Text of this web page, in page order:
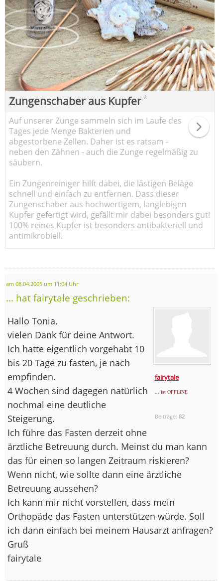
Zungenschaber aus Kupfer*
Auf unserer Zunge sammeln sich im Laufe des
Tages jede Menge Bakterien und
abgestorbene Zellen. Daher ist es ratsam -
neben den Zähnen - auch die Zunge regelmäßig zu
säubern.
Ein Zungenreiniger hilft dabei, die lästigen Beläge
schnell und einfach zu entfernen. Dass dieser
Zungenschaber aus hochwertigem, langlebigen
Kupfer gefertigt wird, gefällt mir dabei besonders gut!
100% reines Kupfer ist besonders antibakteriell und
antimikrobiell.
am 08.04.2005 um 11:04 Uhr
... hat fairytale geschrieben:
fairytale
... ist OFFLINE
Beiträge:82
Hallo Tonia,
vielen Dank für deine Antwort.
Ich hatte eigentlich vorgehabt 10
bis 20 Tage zu fasten, je nach
empfinden.
4 Wochen sind dagegen natürlich
nochmal eine deutliche
Steigerung.
Ich führe das Fasten derzeit ohne
ärztliche Betreuung durch. Meinst du man kann
das für einen so langen Zeitraum riskieren?
Wenn nicht, wie sollte dann eine ärztliche
Betreuung aussehen?
Ich kann mir nicht vorstellen, dass mein
Orthopäde das Fasten unterstützen würde. Soll
ich dann einfach bei meinem Hausarzt anfragen?
Gruß
fairytale